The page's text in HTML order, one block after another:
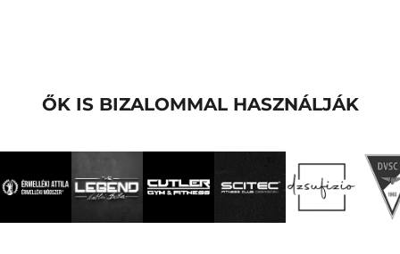
ŐK IS BIZALOMMAL HASZNÁLJÁK